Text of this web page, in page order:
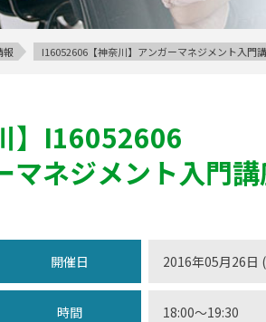
報 I16052606【神奈川】アンガーマネジメント入門
I16052606
マネジメント入門
開催日 2016年05月26日
時間 18:00〜19:30